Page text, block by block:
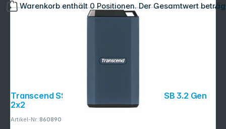
Warenkorb enthält 0 Positionen. Der Gesamtwert
Transcend SSD ESD410C 1TB USB-C USB 3.2 Gen
2x2
Artikel-Nr.:860890